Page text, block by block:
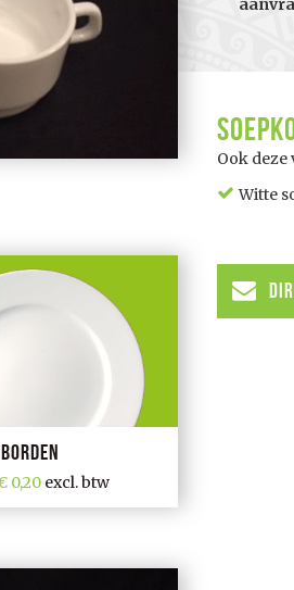
Ook deze
Witte
Borden
0,20 excl. btw